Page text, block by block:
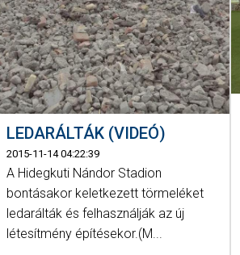
LEDARÁLTÁK (VIDEÓ)
2015-11-14 04:22:39
A Hidegkuti Nándor Stadion
bontásakor keletkezett törmeléket
ledarálták és felhasználják az új
létesítmény építésekor.(M...